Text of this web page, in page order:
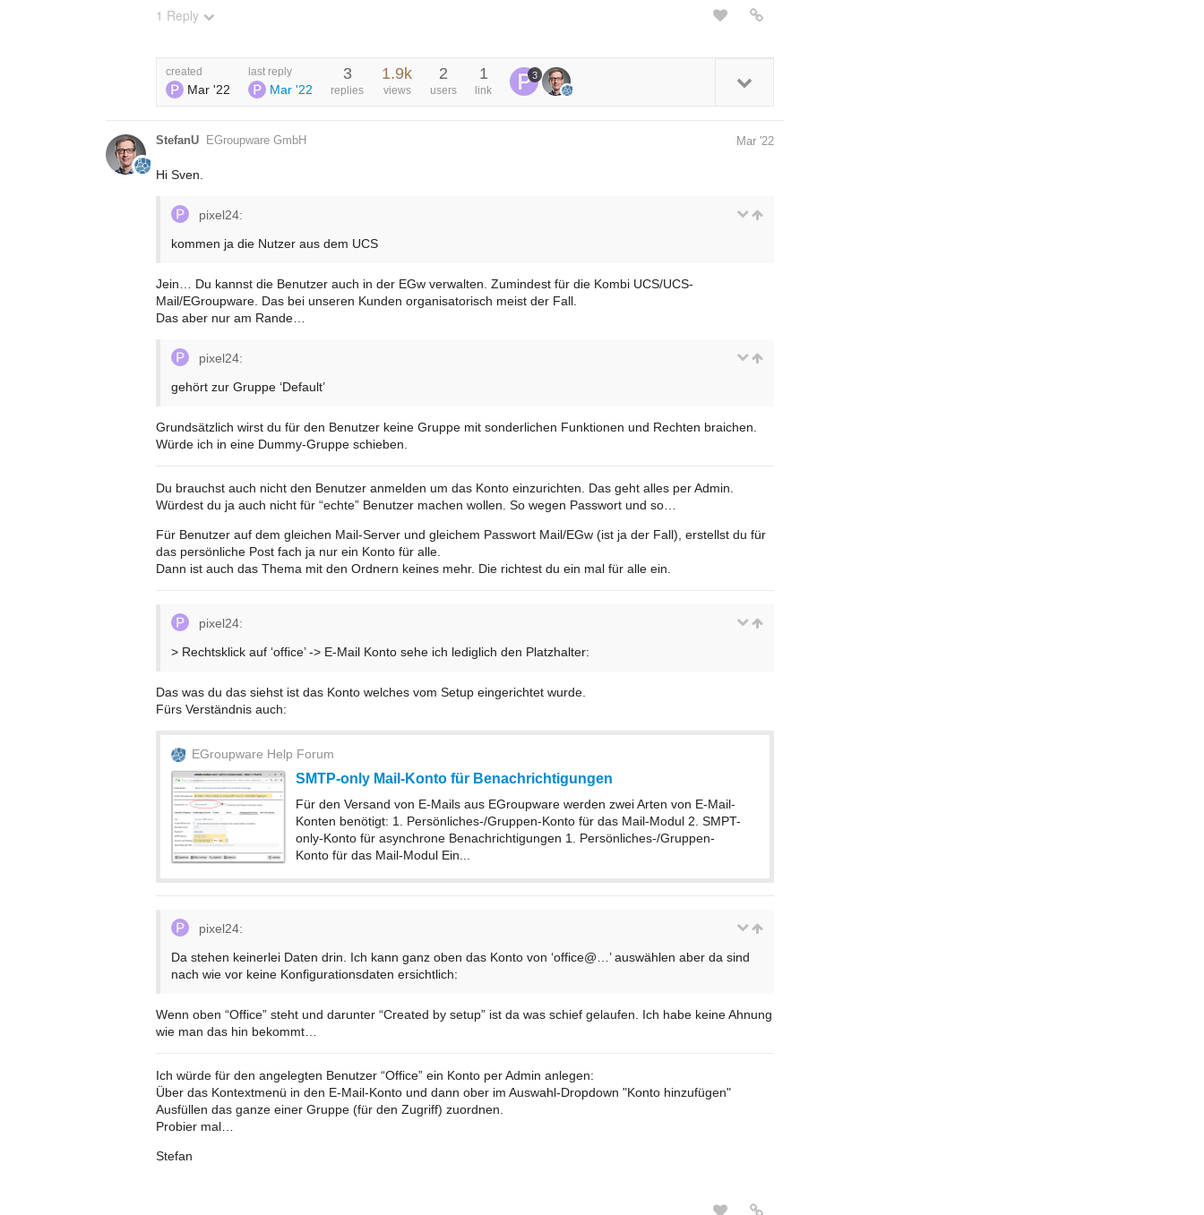
1 Reply
created
Mar '22
last reply
Mar '22
3
replies
1.9k
views
2
users
1
link
3
StefanU EGroupware GmbH Mar '22
Hi Sven.
pixel24:
kommen ja die Nutzer aus dem UCS
Jein… Du kannst die Benutzer auch in der EGw verwalten. Zumindest für die Kombi UCS/UCS-
Mail/EGroupware. Das bei unseren Kunden organisatorisch meist der Fall.
Das aber nur am Rande…
pixel24:
gehört zur Gruppe ‘Default’
Grundsätzlich wirst du für den Benutzer keine Gruppe mit sonderlichen Funktionen und Rechten braichen.
Würde ich in eine Dummy-Gruppe schieben.
Du brauchst auch nicht den Benutzer anmelden um das Konto einzurichten. Das geht alles per Admin.
Würdest du ja auch nicht für “echte” Benutzer machen wollen. So wegen Passwort und so…
Für Benutzer auf dem gleichen Mail-Server und gleichem Passwort Mail/EGw (ist ja der Fall), erstellst du für
das persönliche Post fach ja nur ein Konto für alle.
Dann ist auch das Thema mit den Ordnern keines mehr. Die richtest du ein mal für alle ein.
pixel24:
> Rechtsklick auf ‘office’ -> E-Mail Konto sehe ich lediglich den Platzhalter:
Das was du das siehst ist das Konto welches vom Setup eingerichtet wurde.
Fürs Verständnis auch:
EGroupware Help Forum
SMTP-only Mail-Konto für Benachrichtigungen
Für den Versand von E-Mails aus EGroupware werden zwei Arten von E-Mail-
Konten benötigt: 1. Persönliches-/Gruppen-Konto für das Mail-Modul 2. SMPT-
only-Konto für asynchrone Benachrichtigungen 1. Persönliches-/Gruppen-
Konto für das Mail-Modul Ein...
pixel24:
Da stehen keinerlei Daten drin. Ich kann ganz oben das Konto von ‘office@…’ auswählen aber da sind
nach wie vor keine Konfigurationsdaten ersichtlich:
Wenn oben “Office” steht und darunter “Created by setup” ist da was schief gelaufen. Ich habe keine Ahnung
wie man das hin bekommt…
Ich würde für den angelegten Benutzer “Office” ein Konto per Admin anlegen:
Über das Kontextmenü in den E-Mail-Konto und dann ober im Auswahl-Dropdown "Konto hinzufügen"
Ausfüllen das ganze einer Gruppe (für den Zugriff) zuordnen.
Probier mal…
Stefan